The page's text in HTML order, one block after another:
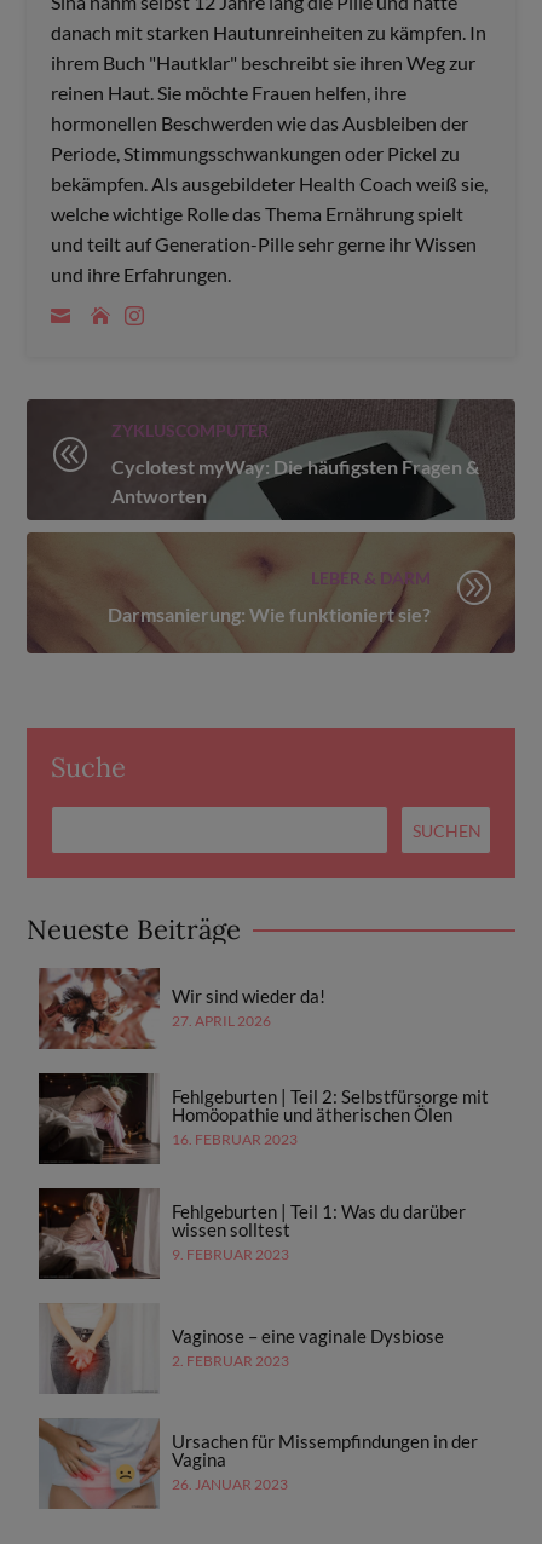
danach mit starken Hautunreinheiten zu kämpfen. In
ihrem Buch "Hautklar" beschreibt sie ihren Weg zur
reinen Haut. Sie möchte Frauen helfen, ihre
hormonellen Beschwerden wie das Ausbleiben der
Periode, Stimmungsschwankungen oder Pickel zu
bekämpfen. Als ausgebildeter Health Coach weiß sie,
welche wichtige Rolle das Thema Ernährung spielt
und teilt auf Generation-Pille sehr gerne ihr Wissen
und ihre Erfahrungen.
@
ZYKLUSCOMPUTER
Cyclotest myWay: Die häufigsten Fragen &
Antworten
LEBER & DARM
Darmsanierung: Wie funktioniert sie?
A
Suche
Neueste Beiträge
Wir sind wieder da!
27. APRIL 2026
Fehlgeburten | Teil 2: Selbstfürsorge mit
Homöopathie und ätherischen Ölen
16. FEBRUAR 2023
Fehlgeburten | Teil 1: Was du darüber
wissen solltest
9. FEBRUAR 2023
Vaginose – eine vaginale Dysbiose
2. FEBRUAR 2023
Ursachen für Missempfindungen in der
Vagina
26. JANUAR 2023